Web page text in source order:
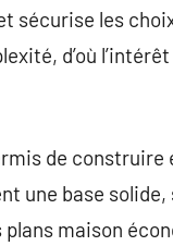
sécurise les
d’où
de construire
une base
maison